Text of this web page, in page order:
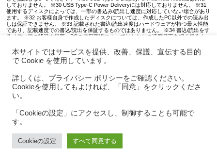
しておりません。 ※30 USB Type-C Power Deliveryには対応しておりません。 ※31
使用するディスクによっては、一部の書込み/読出し速度に対応していない場合があり
ます。 ※32 お客様自身で作成したディスクについては、作成したPC以外での読み出
しは保証できません。 ※33 記載された書込/読出速度はハードウェアが持つ最大性能
であり、記載速度での書込/読出を保証するものではありません。 ※34 書込/読出をす
るメディアの状況や品質、PCの使用環境によってはかなりの速度低下を招く場合も
たディスクの再生は保証しておりません。 ※36 再生可能な場合でも、最初にCPRM
コンテンツを再生する際は、デバイスキーをダウンロードする必要があるため、イン
ターネットへ接続しておく必要があります。 ※37 メディアを入れた直後に大きな回
質によって、大きな回転音を発生する場合があります。 ※39 ソフトウェア側の制限
により、規格通りに表示されない場合があります。 ※40 大音量での音楽再生、DVD
やブルーレイなどの鑑賞では音割れが発生する場合があります。 ※41 内蔵スピーカ
は、2(左/右)チャンネルの再生に対応しています。 ※42 Windowsのサウンド設定によ
っては、内蔵マイクの入力音声を内蔵スピーカへ出力することが可能です。（出荷時
ピーカから発生する(ハウリング)場合があります。これは、製品の仕様上の特性であ
り、不具合ではありません。ハウリングが発生しない音量レベルに調整してご使用く
ださい。 ※43 全てのメディア・データの読み込みを保証するものではありません。
す。 ※44 LAN、モデム等のI/O系メディアには対応しておりません。 ※45 別途アダ
プタが必要です。各規格の最も形状の大きいタイプへの変換アダプタをご使用くださ
い。 ※46 SDHC/SDXCメモリカードの高速転送規格「UHS-I SDR104」には対応して
本サイトではサービスを提供、改善、保護、宣伝する目的
で Cookie を使用しています。
詳しくは、プライバシー ポリシーをご確認ください。
Cookieを使用してもよければ、「同意」をクリックくださ
い。
「Cookieの設定」にアクセスし、制御することも可能で
す。
Cookieの設定 すべて同意する